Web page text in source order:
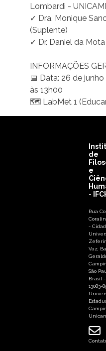
Lombardi -
✓ Dra. Monique
(Suplente)
✓ Dr. Daniel da
INFORMAÇÕES
📅 Data: 26 de
às 13h00
🗺 LabMet 1
de
e
-
Rua
-
Vaz,
São
Brasil -
13083-